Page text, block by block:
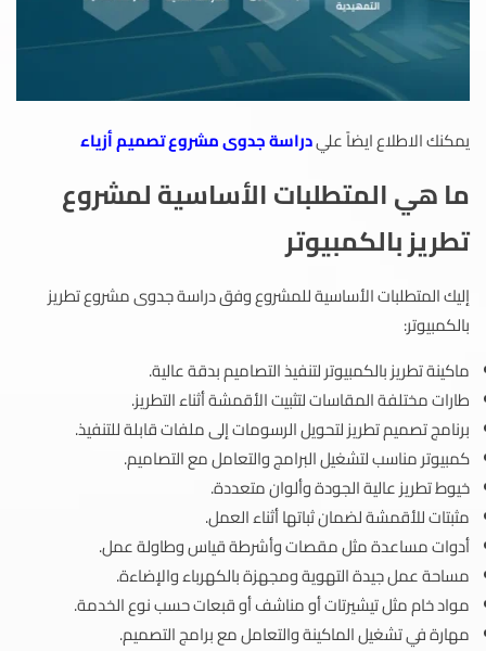
يمكنك الاطلاع ايضاً عليدراسة جدوى مشروع تصميم أزياء
ما هي المتطلبات الأساسية لمشروع
تطريز بالكمبيوتر
إليك المتطلبات الأساسية للمشروع وفق دراسة جدوى مشروع تطريز
بالكمبيوتر:
ماكينة تطريز بالكمبيوتر لتنفيذ التصاميم بدقة عالية.
طارات مختلفة المقاسات لتثبيت الأقمشة أثناء التطريز.
برنامج تصميم تطريز لتحويل الرسومات إلى ملفات قابلة للتنفيذ.
كمبيوتر مناسب لتشغيل البرامج والتعامل مع التصاميم.
خيوط تطريز عالية الجودة وألوان متعددة.
مثبتات للأقمشة لضمان ثباتها أثناء العمل.
أدوات مساعدة مثل مقصات وأشرطة قياس وطاولة عمل.
مساحة عمل جيدة التهوية ومجهزة بالكهرباء والإضاءة.
مواد خام مثل تيشيرتات أو مناشف أو قبعات حسب نوع الخدمة.
مهارة في تشغيل الماكينة والتعامل مع برامج التصميم.